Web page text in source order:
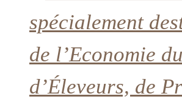
spécialement
de l’Economie
d’Éleveurs, de